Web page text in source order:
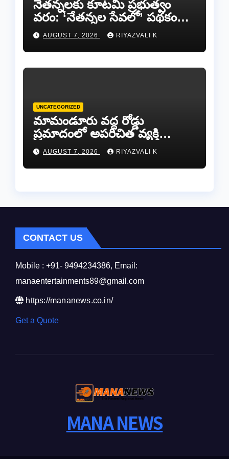
​నేతన్నలకు కూటమి ప్రభుత్వం
వరం: ‘నేతన్నల సేవలో’ పథకం
ద్వారా ఏటా ₹25,000 ఆర్థిక
సాయం!
AUGUST 7, 2026 RIYAZVALI K
UNCATEGORIZED
​మామండూరు వద్ద రోడ్డు
ప్రమాదంలో అపరిచిత వ్యక్తి
మృతి…సమాచారం తెలిస్తే
రేణిగుంట పోలీసులను
సంప్రదించండి.
AUGUST 7, 2026 RIYAZVALI K
CONTACT US
Mobile : +91- 9494234386, Email:
manaentertainments89@gmail.com
https://mananews.co.in/
Get a Quote
MANA NEWS